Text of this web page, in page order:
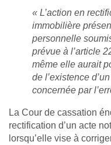
« L’action en
immobilière
personnelle
prévue à l’article
même elle aurait
de l’existence
concernée par
La Cour de cassation
rectification d’un acte
lorsqu’elle vise à